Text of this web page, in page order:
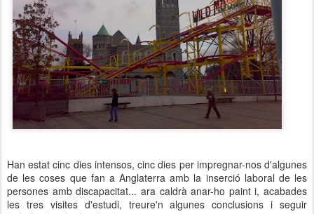
Han estat cinc dies intensos, cinc dies per impregnar-nos d'algunes
de les coses que fan a Anglaterra amb la inserció laboral de les
persones amb discapacitat... ara caldrà anar-ho paint i, acabades
les tres visites d'estudi, treure'n algunes conclusions i seguir